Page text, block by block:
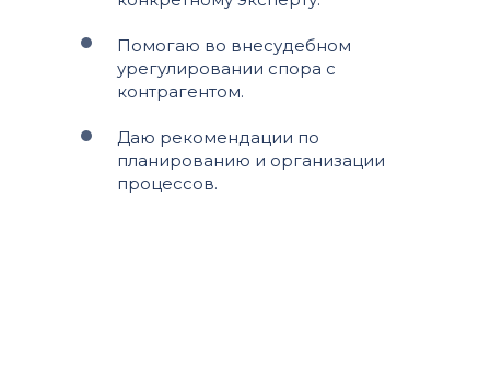
Помогаю во внесудебном
урегулировании спора с
контрагентом.
Даю рекомендации по
планированию и организации
процессов.